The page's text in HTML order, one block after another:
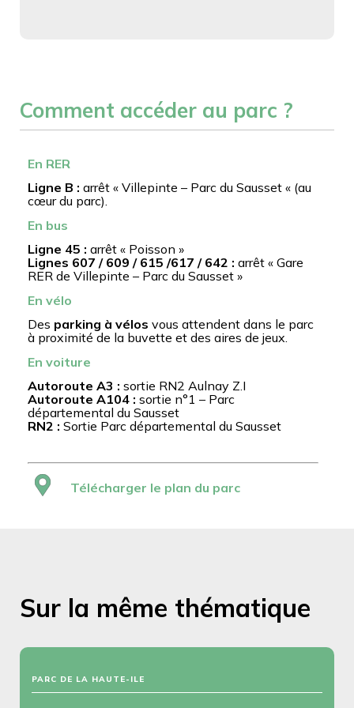
Comment accéder au parc ?
En RER
Ligne B : arrêt « Villepinte – Parc du Sausset « (au
cœur du parc).
En bus
Ligne 45 : arrêt « Poisson »
Lignes 607 / 609 / 615 /617 / 642 : arrêt « Gare
RER de Villepinte – Parc du Sausset »
En vélo
Des parking à vélos vous attendent dans le parc
à proximité de la buvette et des aires de jeux.
En voiture
Autoroute A3 : sortie RN2 Aulnay Z.I
Autoroute A104 : sortie n°1 – Parc
départemental du Sausset
RN2 : Sortie Parc départemental du Sausset
Télécharger le plan du parc
Sur la même thématique
PARC DE LA HAUTE-ILE